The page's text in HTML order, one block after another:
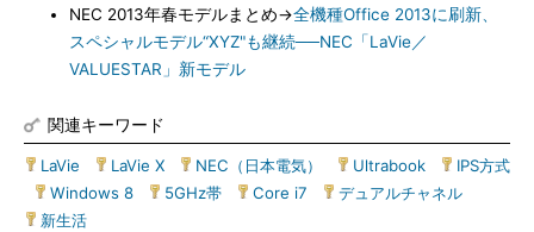
NEC 2013年春モデルまとめ→全機種Office 2013に刷新、
スペシャルモデル“XYZ"も継続──NEC「LaVie／
VALUESTAR」新モデル
関連キーワード
LaVie LaVie X NEC（日本電気） Ultrabook
IPS方式
Windows 8 5GHz帯 Core i7 デュアルチャネル
新生活